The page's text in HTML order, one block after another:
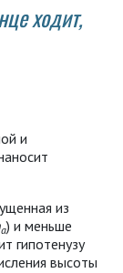
ходит,
и
из
a) и меньше
гипотенузу
высоты